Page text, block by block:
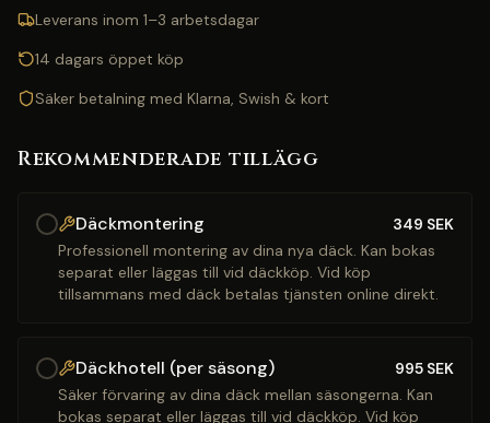
Leverans inom 1–3 arbetsdagar
14 dagars öppet köp
Säker betalning med Klarna, Swish & kort
Rekommenderade tillägg
Däckmontering 349 SEK
Professionell montering av dina nya däck. Kan bokas
separat eller läggas till vid däckköp. Vid köp
tillsammans med däck betalas tjänsten online direkt.
Däckhotell (per säsong) 995 SEK
Säker förvaring av dina däck mellan säsongerna. Kan
bokas separat eller läggas till vid däckköp. Vid köp